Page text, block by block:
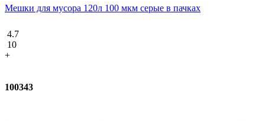
Мешки для мусора 120л 100 мкм серые в пачках
4.7
10
+
100343